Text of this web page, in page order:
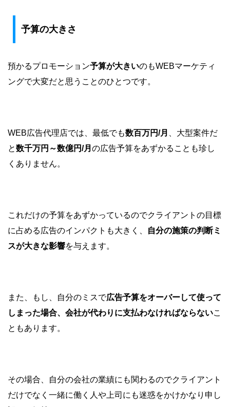
予算の大きさ
預かるプロモーション予算が大きいのもWEBマーケティ
ングで大変だと思うことのひとつです。
WEB広告代理店では、最低でも数百万円/月
、大型案件だ
と数千万円～数億円/月 の広告予算をあずかることも珍し
くありません。
これだけの予算をあずかっているのでクライアントの目標
に占める広告のインパクトも大きく、
自分の施策の判断ミ
スが大きな影響を与えます。
また、もし、自分のミスで広告予算をオーバーして使って
しまった場合、会社が代わりに支払わなければならないこ
ともあります。
その場合、自分の会社の業績にも関わるのでクライアント
だけでなく一緒に働く人や上司にも迷惑をかけかなり申し